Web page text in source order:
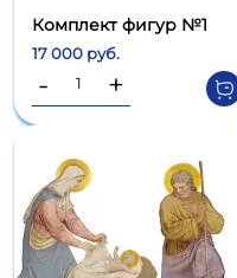
Комплект фигур №1
17 000 руб.
- +